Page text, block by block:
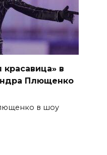
в
Плющенко
в шоу